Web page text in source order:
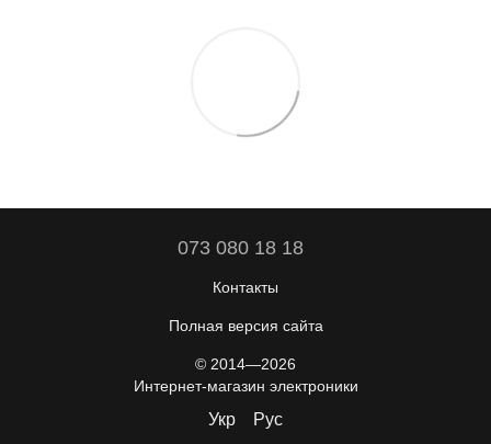
073 080 18 18
Контакты
Полная версия сайта
© 2014—2026
Интернет-магазин электроники
Укр Рус